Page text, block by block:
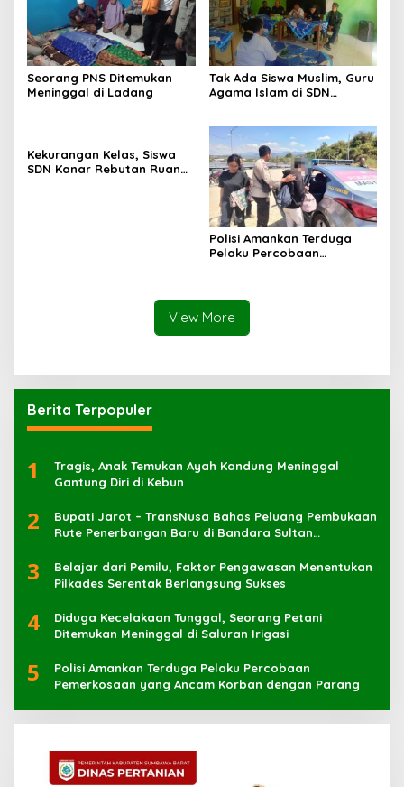
Seorang PNS Ditemukan
Meninggal di Ladang
Tak Ada Siswa Muslim, Guru
Agama Islam di SDN
Kekurangan Kelas, Siswa
SDN Kanar Rebutan Ruang
Polisi Amankan Terduga
Pelaku Percobaan
View More
Berita Terpopuler
1
Tragis, Anak Temukan Ayah Kandung Meninggal
Gantung Diri di Kebun
2
Bupati Jarot – TransNusa Bahas Peluang Pembukaan
Rute Penerbangan Baru di Bandara Sultan
3
Belajar dari Pemilu, Faktor Pengawasan Menentukan
Pilkades Serentak Berlangsung Sukses
4
Diduga Kecelakaan Tunggal, Seorang Petani
Ditemukan Meninggal di Saluran Irigasi
5
Polisi Amankan Terduga Pelaku Percobaan
Pemerkosaan yang Ancam Korban dengan Parang